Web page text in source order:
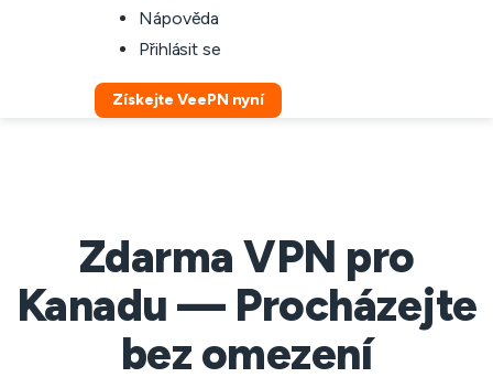
Nápověda
Přihlásit se
Získejte VeePN nyní
Zdarma VPN pro
Kanadu — Procházejte
bez omezení